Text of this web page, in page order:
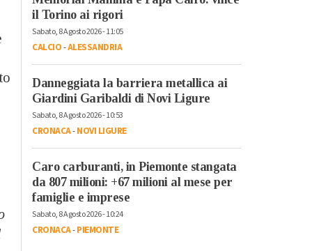
il Torino ai rigori
Sabato, 8 Agosto 2026 - 11:05
CALCIO-ALESSANDRIA
Danneggiata la barriera metallica ai
Giardini Garibaldi di Novi Ligure
Sabato, 8 Agosto 2026 - 10:53
CRONACA-NOVI LIGURE
Caro carburanti, in Piemonte stangata
da 807 milioni: +67 milioni al mese per
famiglie e imprese
Sabato, 8 Agosto 2026 - 10:24
CRONACA-PIEMONTE